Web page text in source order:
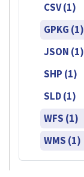
CSV (1)
GPKG (1)
JSON (1)
SHP (1)
SLD (1)
WFS (1)
WMS (1)